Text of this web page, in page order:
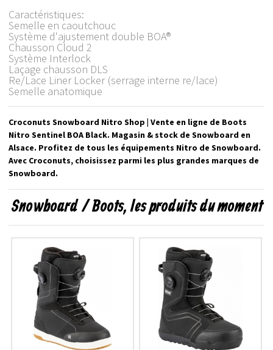
Caractéristiques:
Semelle en caoutchouc
Système d'ajustement double BOA®
Chausson Cloud 2
Système Interlock
Laçage chausson DLS
Re/Lace Liner Locker (serrage interne re/lace)
Semelle anatomique
Croconuts Snowboard Nitro Shop | Vente en ligne de Boots
Nitro Sentinel BOA Black. Magasin & stock de Snowboard en
Alsace. Profitez de tous les équipements Nitro de Snowboard.
Avec Croconuts, choisissez parmi les plus grandes marques de
Snowboard.
Snowboard / Boots, les produits du moment